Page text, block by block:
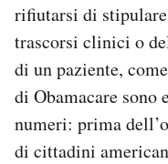
rifiutarsi di
trascorsi clinici o
di un paziente,
di Obamacare sono
numeri: prima
di cittadini